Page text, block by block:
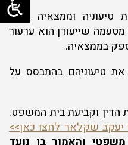
וממצאיה ביחס
שייעודן הוא ערעור
בממצאיה.
את טיעוניהם בהתבסס על
וקביעת בית המשפט.
יעקב שקלאר לחצו כאן>>